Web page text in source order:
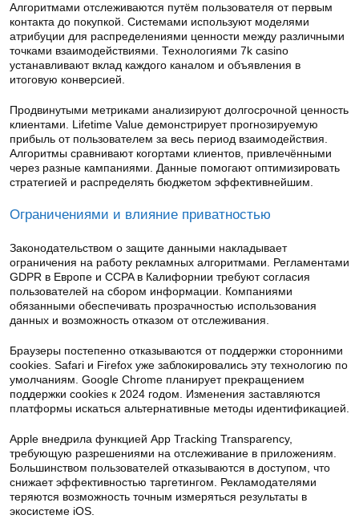
Алгоритмами отслеживаются путём пользователя от первым
контакта до покупкой. Системами используют моделями
атрибуции для распределениями ценности между различными
точками взаимодействиями. Технологиями 7k casino
устанавливают вклад каждого каналом и объявления в
итоговую конверсией.
Продвинутыми метриками анализируют долгосрочной ценность
клиентами. Lifetime Value демонстрирует прогнозируемую
прибыль от пользователем за весь период взаимодействия.
Алгоритмы сравнивают когортами клиентов, привлечёнными
через разные кампаниями. Данные помогают оптимизировать
стратегией и распределять бюджетом эффективнейшим.
Ограничениями и влияние приватностью
Законодательством о защите данными накладывает
ограничения на работу рекламных алгоритмами. Регламентами
GDPR в Европе и CCPA в Калифорнии требуют согласия
пользователей на сбором информации. Компаниями
обязанными обеспечивать прозрачностью использования
данных и возможность отказом от отслеживания.
Браузеры постепенно отказываются от поддержки сторонними
cookies. Safari и Firefox уже заблокировались эту технологию по
умолчаниям. Google Chrome планирует прекращением
поддержки cookies к 2024 годом. Изменения заставляются
платформы искаться альтернативные методы идентификацией.
Apple внедрила функцией App Tracking Transparency,
требующую разрешениями на отслеживание в приложениям.
Большинством пользователей отказываются в доступом, что
снижает эффективностью таргетингом. Рекламодателями
теряются возможность точным измеряться результаты в
экосистеме iOS.